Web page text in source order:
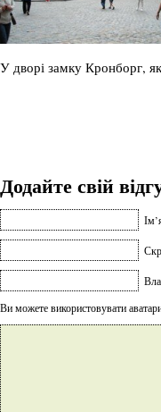
У дворі замку Кронборг,
Додайте свій
Ви можете використовувати